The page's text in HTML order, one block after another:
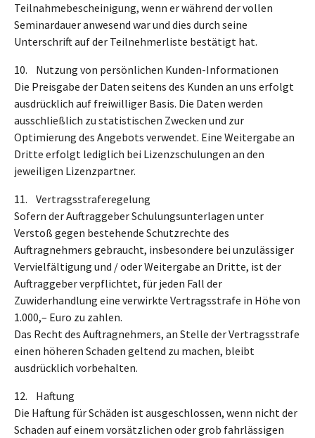
Teilnahmebescheinigung, wenn er während der vollen
Seminardauer anwesend war und dies durch seine
Unterschrift auf der Teilnehmerliste bestätigt hat.
10. Nutzung von persönlichen Kunden-Informationen
Die Preisgabe der Daten seitens des Kunden an uns erfolgt
ausdrücklich auf freiwilliger Basis. Die Daten werden
ausschließlich zu statistischen Zwecken und zur
Optimierung des Angebots verwendet. Eine Weitergabe an
Dritte erfolgt lediglich bei Lizenzschulungen an den
jeweiligen Lizenzpartner.
11. Vertragsstraferegelung
Sofern der Auftraggeber Schulungsunterlagen unter
Verstoß gegen bestehende Schutzrechte des
Auftragnehmers gebraucht, insbesondere bei unzulässiger
Vervielfältigung und / oder Weitergabe an Dritte, ist der
Auftraggeber verpflichtet, für jeden Fall der
Zuwiderhandlung eine verwirkte Vertragsstrafe in Höhe von
1.000,– Euro zu zahlen.
Das Recht des Auftragnehmers, an Stelle der Vertragsstrafe
einen höheren Schaden geltend zu machen, bleibt
ausdrücklich vorbehalten.
12. Haftung
Die Haftung für Schäden ist ausgeschlossen, wenn nicht der
Schaden auf einem vorsätzlichen oder grob fahrlässigen